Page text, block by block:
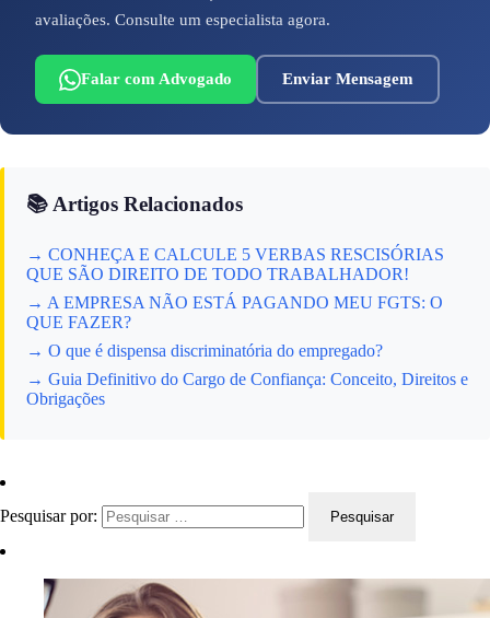
avaliações. Consulte um especialista agora.
Falar com Advogado Enviar Mensagem
📚 Artigos Relacionados
→ CONHEÇA E CALCULE 5 VERBAS RESCISÓRIAS
QUE SÃO DIREITO DE TODO TRABALHADOR!
→ A EMPRESA NÃO ESTÁ PAGANDO MEU FGTS: O
QUE FAZER?
→ O que é dispensa discriminatória do empregado?
→ Guia Definitivo do Cargo de Confiança: Conceito, Direitos e
Obrigações
Pesquisar por: